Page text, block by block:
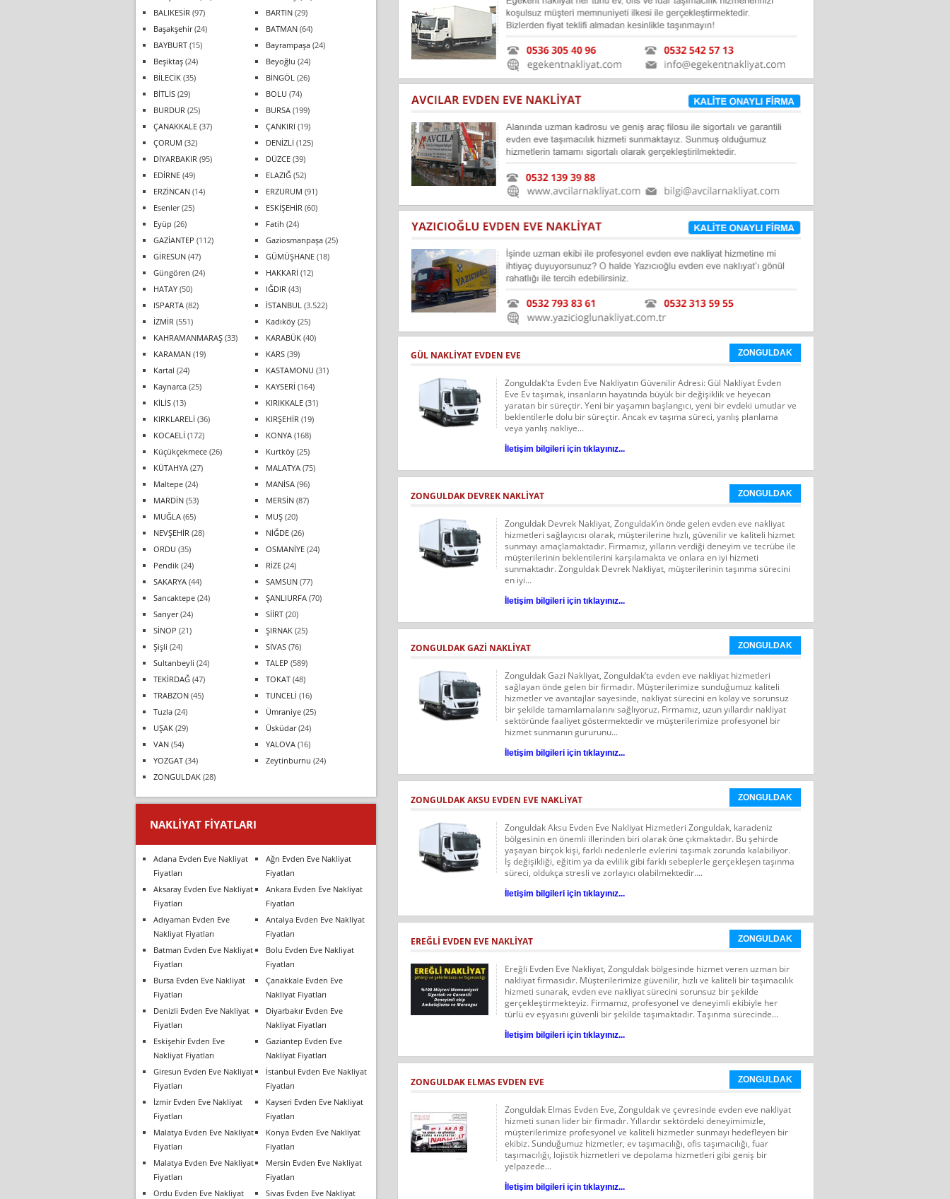
GÜL NAKLIYAT EVDEN EVE ZONGULDAK
Zonguldak‘ta Evden Eve Nakliyatın Güvenilir Adresi: Gül Nakliyat Evden
Eve Ev taşımak, insanların hayatında büyük bir değişiklik ve heyecan
yaratan bir süreçtir. Yeni bir yaşamın başlangıcı, yeni bir evdeki umutlar ve
beklentilerle dolu bir süreçtir. Ancak ev taşıma süreci, yanlış planlama
veya yanlış nakliye...
İletişim bilgileri için tıklayınız...
ZONGULDAK DEVREK NAKLIYAT ZONGULDAK
Zonguldak Devrek Nakliyat, Zonguldak’ın önde gelen evden eve nakliyat
hizmetleri sağlayıcısı olarak, müşterilerine hızlı, güvenilir ve kaliteli hizmet
sunmayı amaçlamaktadır. Firmamız, yılların verdiği deneyim ve tecrübe ile
müşterilerinin beklentilerini karşılamakta ve onlara en iyi hizmeti
sunmaktadır. Zonguldak Devrek Nakliyat, müşterilerinin taşınma sürecini
en iyi...
İletişim bilgileri için tıklayınız...
ZONGULDAK GAZI NAKLIYAT ZONGULDAK
Zonguldak Gazi Nakliyat, Zonguldak’ta evden eve nakliyat hizmetleri
sağlayan önde gelen bir firmadır. Müşterilerimize sunduğumuz kaliteli
hizmetler ve avantajlar sayesinde, nakliyat sürecini en kolay ve sorunsuz
bir şekilde tamamlamalarını sağlıyoruz. Firmamız, uzun yıllardır nakliyat
sektöründe faaliyet göstermektedir ve müşterilerimize profesyonel bir
hizmet sunmanın gururunu...
İletişim bilgileri için tıklayınız...
ZONGULDAK AKSU EVDEN EVE NAKLIYAT ZONGULDAK
Zonguldak Aksu Evden Eve Nakliyat Hizmetleri Zonguldak, karadeniz
bölgesinin en önemli illerinden biri olarak öne çıkmaktadır. Bu şehirde
yaşayan birçok kişi, farklı nedenlerle evlerini taşımak zorunda kalabiliyor.
İş değişikliği, eğitim ya da evlilik gibi farklı sebeplerle gerçekleşen taşınma
süreci, oldukça stresli ve zorlayıcı olabilmektedir....
İletişim bilgileri için tıklayınız...
EREĞLI EVDEN EVE NAKLIYAT ZONGULDAK
Ereğli Evden Eve Nakliyat, Zonguldak bölgesinde hizmet veren uzman bir
nakliyat firmasıdır. Müşterilerimize güvenilir, hızlı ve kaliteli bir taşımacılık
hizmeti sunarak, evden eve nakliyat sürecini sorunsuz bir şekilde
gerçekleştirmekteyiz. Firmamız, profesyonel ve deneyimli ekibiyle her
türlü ev eşyasını güvenli bir şekilde taşımaktadır. Taşınma sürecinde...
İletişim bilgileri için tıklayınız...
ZONGULDAK ELMAS EVDEN EVE ZONGULDAK
Zonguldak Elmas Evden Eve, Zonguldak ve çevresinde evden eve nakliyat
hizmeti sunan lider bir firmadır. Yıllardır sektördeki deneyimimizle,
müşterilerimize profesyonel ve kaliteli hizmetler sunmayı hedefleyen bir
ekibiz. Sunduğumuz hizmetler, ev taşımacılığı, ofis taşımacılığı, fuar
taşımacılığı, lojistik hizmetleri ve depolama hizmetleri gibi geniş bir
yelpazede...
İletişim bilgileri için tıklayınız...
BALIKESİR (97) BARTIN (29)
Başakşehir(24) BATMAN (64)
BAYBURT (15) Bayrampaşa (24)
Beşiktaş (24) Beyoğlu (24)
BİLECİK (35) BİNGÖL (26)
BİTLİS (29) BOLU (74)
BURDUR (25) BURSA (199)
ÇANAKKALE (37) ÇANKIRI (19)
ÇORUM (32) DENİZLİ (125)
DİYARBAKIR (95) DÜZCE (39)
EDİRNE (49) ELAZIĞ (52)
ERZİNCAN (14) ERZURUM (91)
Esenler(25) ESKİŞEHİR (60)
Eyüp (26) Fatih (24)
GAZİANTEP (112) Gaziosmanpaşa (25)
GİRESUN (47) GÜMÜŞHANE (18)
Güngören (24) HAKKARİ (12)
HATAY (50) IĞDIR (43)
ISPARTA (82) İSTANBUL (3.522)
İZMİR (551) Kadıköy (25)
KAHRAMANMARAŞ (33) KARABÜK (40)
KARAMAN (19) KARS (39)
Kartal (24) KASTAMONU (31)
Kaynarca (25) KAYSERİ (164)
KİLİS (13) KIRIKKALE (31)
KIRKLARELİ (36) KIRŞEHİR (19)
KOCAELİ (172) KONYA (168)
Küçükçekmece (26) Kurtköy (25)
KÜTAHYA (27) MALATYA (75)
Maltepe (24) MANİSA (96)
MARDİN (53) MERSİN (87)
MUĞLA (65) MUŞ (20)
NEVŞEHİR (28) NİĞDE (26)
ORDU (35) OSMANİYE (24)
Pendik (24) RİZE (24)
SAKARYA (44) SAMSUN (77)
Sancaktepe (24) ŞANLIURFA (70)
Sarıyer(24) SİİRT (20)
SİNOP (21) ŞIRNAK (25)
Şişli (24) SİVAS (76)
Sultanbeyli (24) TALEP (589)
TEKİRDAĞ (47) TOKAT (48)
TRABZON (45) TUNCELİ (16)
Tuzla (24) Ümraniye (25)
UŞAK (29) Üsküdar(24)
VAN (54) YALOVA (16)
YOZGAT (34) Zeytinburnu (24)
ZONGULDAK (28)
NAKLIYAT FIYATLARI
Adana Evden Eve Nakliyat
Fiyatları
Ağrı Evden Eve Nakliyat
Fiyatları
Aksaray Evden Eve Nakliyat
Fiyatları
Ankara Evden Eve Nakliyat
Fiyatları
Adıyaman Evden Eve
Nakliyat Fiyatları
Antalya Evden Eve Nakliyat
Fiyatları
Batman Evden Eve Nakliyat
Fiyatları
Bolu Evden Eve Nakliyat
Fiyatları
Bursa Evden Eve Nakliyat
Fiyatları
Çanakkale Evden Eve
Nakliyat Fiyatları
Denizli Evden Eve Nakliyat
Fiyatları
Diyarbakır Evden Eve
Nakliyat Fiyatları
Eskişehir Evden Eve
Nakliyat Fiyatları
Gaziantep Evden Eve
Nakliyat Fiyatları
Giresun Evden Eve Nakliyat
Fiyatları
İstanbul Evden Eve Nakliyat
Fiyatları
İzmir Evden Eve Nakliyat
Fiyatları
Kayseri Evden Eve Nakliyat
Fiyatları
Malatya Evden Eve Nakliyat
Fiyatları
Konya Evden Eve Nakliyat
Fiyatları
Malatya Evden Eve Nakliyat
Fiyatları
Mersin Evden Eve Nakliyat
Fiyatları
Ordu Evden Eve Nakliyat
Sivas Evden Eve Nakliyat